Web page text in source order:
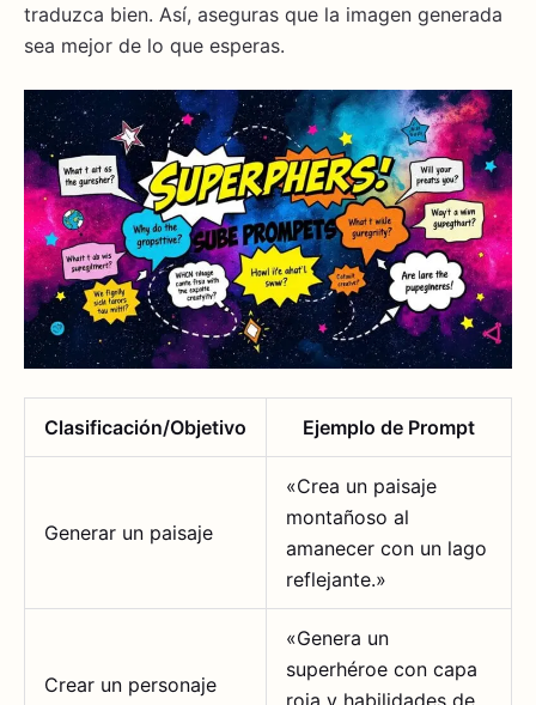
traduzca bien. Así, aseguras que la imagen generada
sea mejor de lo que esperas.
Clasificación/Objetivo Ejemplo de Prompt
Generar un paisaje
«Crea un paisaje
montañoso al
amanecer con un lago
reflejante.»
Crear un personaje
«Genera un
superhéroe con capa
roja y habilidades de